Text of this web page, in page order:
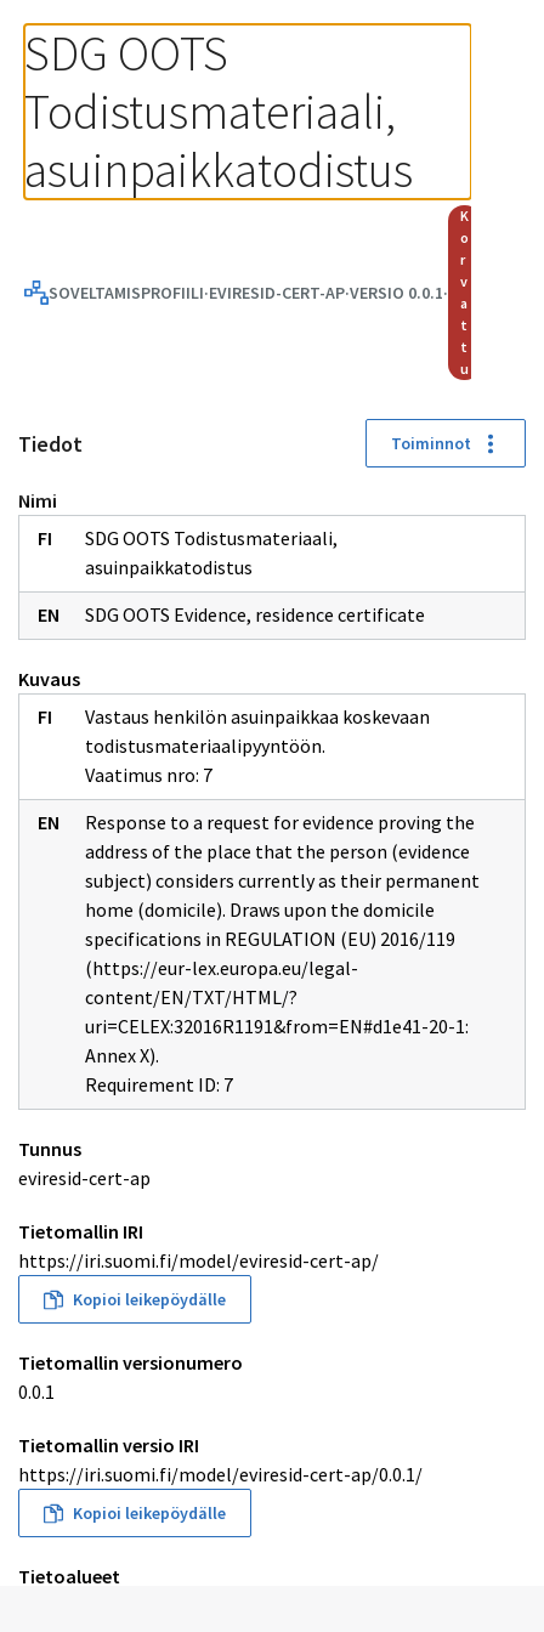
SDG OOTS
Todistusmateriaali,
asuinpaikkatodistus
SOVELTAMISPROFIILI·EVIRESID-CERT-AP·VERSIO 0.0.1·
k
o
r
v
a
t
t
u
Tiedot Toiminnot
Nimi
SDG OOTS Todistusmateriaali,
asuinpaikkatodistus
SDG OOTS Evidence, residence certificate
Kuvaus
Vastaus henkilön asuinpaikkaa koskevaan
todistusmateriaalipyyntöön.
Vaatimus nro: 7
Response to a request for evidence proving the
address of the place that the person (evidence
subject) considers currently as their permanent
home (domicile). Draws upon the domicile
specifications in REGULATION (EU) 2016/119
(https://eur-lex.europa.eu/legal-
content/EN/TXT/HTML/?
uri=CELEX:32016R1191&from=EN#d1e41-20-1:
Annex X).
Requirement ID: 7
Tunnus
eviresid-cert-ap
Tietomallin IRI
https://iri.suomi.fi/model/eviresid-cert-ap/
Kopioi leikepöydälle
Tietomallin versionumero
0.0.1
Tietomallin versio IRI
https://iri.suomi.fi/model/eviresid-cert-ap/0.0.1/
Kopioi leikepöydälle
Tietoalueet
Asuinpaikkatodistus (eviresid-cert-ap:residenceCertificate)
Etunimi [*] (xsd:string)
Sukupuoli [1..1]
Syntymäaika [1..1]
Syntymäpaikka [0..1] (xsd:string)
Syntymävaltio [1..1] (xsd:string)
Osoite (eviresid-cert-ap:address)
Maa [*] (xsd:string)
Osoitenimi [*] (xsd:string)
Osoitenumero [*] (xsd:string)
Postitoimipaikka [*] (xsd:string)
evibirth-cert-ap:person